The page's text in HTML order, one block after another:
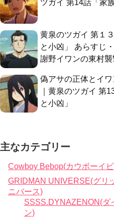
ツガイ 第14話「家
黄泉のツガイ 第１
と小凶」 あらすじ
謝野イワンの東村襲
偽アサの正体とイワ
｜黄泉のツガイ 第
と小凶」
主なカテゴリー
Cowboy Bebop(カウボーイ
GRIDMAN UNIVERSE(グリ
ニバース)
SSSS.DYNAZENON(ダ
ン)